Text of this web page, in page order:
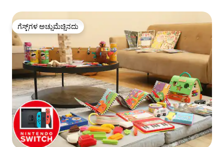
ಗೆಸ್ಟ್‌ಗಳ ಅಚ್ಚುಮೆಚ್ಚಿನದು
ಗೆಸ್ಟ್‌ಗಳ ಅಚ್ಚುಮೆಚ್ಚಿನದು